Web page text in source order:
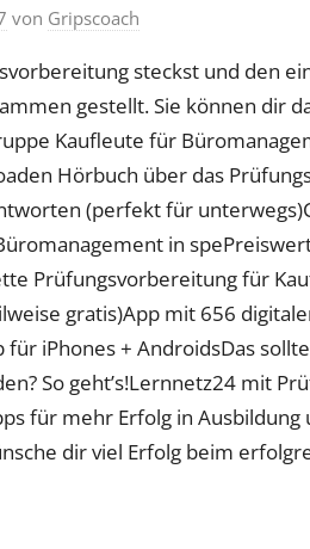
von Gripscoach
steckst und den
gestellt. Sie können dir
Kaufleute für
Hörbuch über das
(perfekt für
in
Prüfungsvorbereitung für
gratis)App mit 656
für iPhones + AndroidsDas
So geht’s!Lernnetz24 mit
für mehr Erfolg in
dir viel Erfolg beim